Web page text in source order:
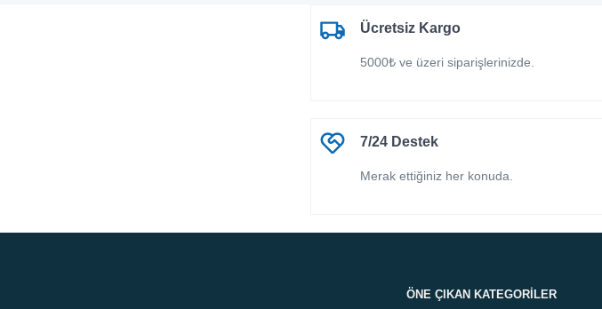
Ücretsiz Kargo
5000₺ ve üzeri siparişlerinizde.
7/24 Destek
Merak ettiğiniz her konuda.
ÖNE ÇIKAN KATEGORILER